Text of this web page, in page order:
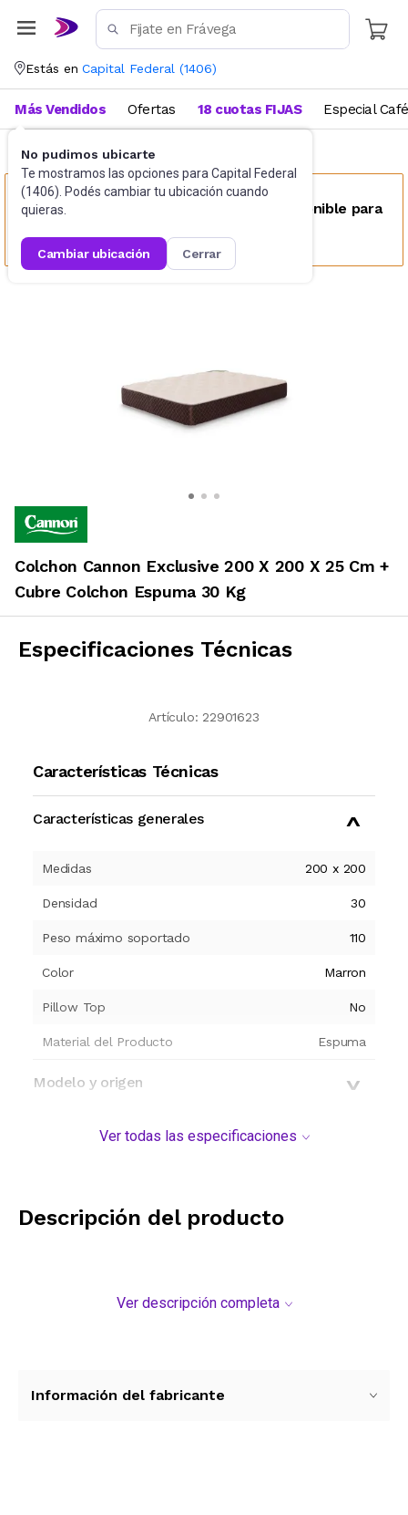
Estás en Capital Federal (1406)
No pudimos ubicarte
Te mostramos las opciones para Capital Federal
(1406). Podés cambiar tu ubicación cuando
quieras.
cambiar ubicación cerrar
Más Vendidos Ofertas 18 cuotas FIJAS Especial Café
Colchones tradicionales
Este producto no se encuentra disponible para
Colchon Cannon Exclusive 200 X 200 X 25 Cm +
Cubre Colchon Espuma 30 Kg
Especificaciones Técnicas
Artículo: 22901623
Características Técnicas
Características generales
Medidas 200 x 200
Densidad 30
Peso máximo soportado 110
Color Marron
Pillow Top No
Material del Producto Espuma
Modelo y origen
Ver todas las especificaciones
Descripción del producto
Ver descripción completa
Información del fabricante